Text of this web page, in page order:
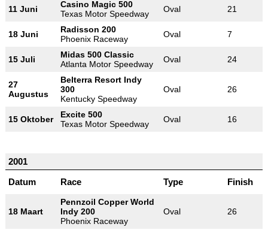
11 Juni
Casino Magic 500
Texas Motor Speedway
Oval 21
18 Juni
Radisson 200
Phoenix Raceway
Oval 7
15 Juli
Midas 500 Classic
Atlanta Motor Speedway
Oval 24
27
Augustus
Belterra Resort Indy
300
Kentucky Speedway
Oval 26
15 Oktober
Excite 500
Texas Motor Speedway
Oval 16
2001
Datum
Race Type Finish
18 Maart
Pennzoil Copper World
Indy 200
Phoenix Raceway
Oval 26